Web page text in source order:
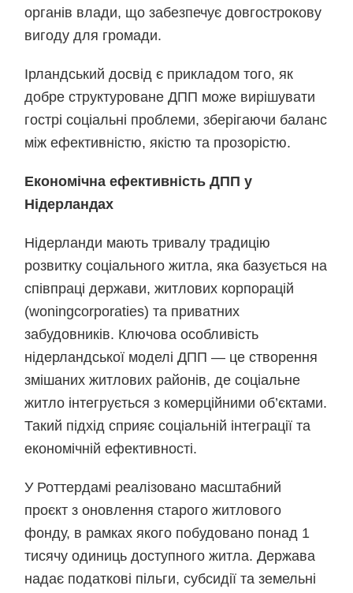
органів влади, що забезпечує довгострокову
вигоду для громади.
Ірландський досвід є прикладом того, як
добре структуроване ДПП може вирішувати
гострі соціальні проблеми, зберігаючи баланс
між ефективністю, якістю та прозорістю.
Економічна ефективність ДПП у
Нідерландах
Нідерланди мають тривалу традицію
розвитку соціального житла, яка базується на
співпраці держави, житлових корпорацій
(woningcorporaties) та приватних
забудовників. Ключова особливість
нідерландської моделі ДПП — це створення
змішаних житлових районів, де соціальне
житло інтегрується з комерційними об’єктами.
Такий підхід сприяє соціальній інтеграції та
економічній ефективності.
У Роттердамі реалізовано масштабний
проєкт з оновлення старого житлового
фонду, в рамках якого побудовано понад 1
тисячу одиниць доступного житла. Держава
надає податкові пільги, субсидії та земельні